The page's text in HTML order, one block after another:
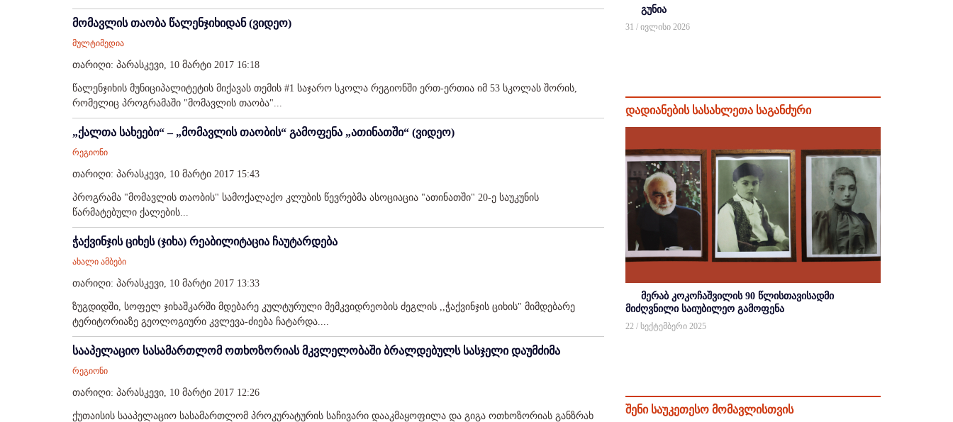
მომავლის თაობა წალენჯიხიდან (ვიდეო)
მულტიმედია
თარიღი: პარასკევი, 10 მარტი 2017 16:18
წალენჯიხის მუნიციპალიტეტის მიქავას თემის #1 საჯარო სკოლა რეგიონში ერთ-ერთია იმ 53 სკოლას შორის,
რომელიც პროგრამაში "მომავლის თაობა"...
„ქალთა სახეები“ – „მომავლის თაობის“ გამოფენა „ათინათში“ (ვიდეო)
რეგიონი
თარიღი: პარასკევი, 10 მარტი 2017 15:43
პროგრამა "მომავლის თაობის" სამოქალაქო კლუბის წევრებმა ასოციაცია "ათინათში" 20-ე საუკუნის
წარმატებული ქალების...
ჭაქვინჯის ციხეს (ჯიხა) რეაბილიტაცია ჩაუტარდება
ახალი ამბები
თარიღი: პარასკევი, 10 მარტი 2017 13:33
ზუგდიდში, სოფელ ჯიხაშკარში მდებარე კულტურული მემკვიდრეობის ძეგლის ,,ჭაქვინჯის ციხის" მიმდებარე
ტერიტორიაზე გეოლოგიური კვლევა-ძიება ჩატარდა....
სააპელაციო სასამართლომ ოთხოზორიას მკვლელობაში ბრალდებულს სასჯელი დაუმძიმა
რეგიონი
თარიღი: პარასკევი, 10 მარტი 2017 12:26
ქუთაისის სააპელაციო სასამართლომ პროკურატურის საჩივარი დააკმაყოფილა და გიგა ოთხოზორიას განზრახ
გუნია
31 / ივლისი 2026
დადიანების სასახლეთა საგანძური
მერაბ კოკოჩაშვილის 90 წლისთავისადმი
მიძღვნილი საიუბილეო გამოფენა
22 / სექტემბერი 2025
შენი საუკეთესო მომავლისთვის